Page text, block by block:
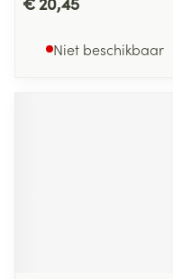
Niet beschikbaar